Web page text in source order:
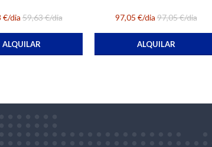
€/dia59,63 €/dia
ALQUILAR
97,05 €/dia97,05 €/dia
ALQUILAR